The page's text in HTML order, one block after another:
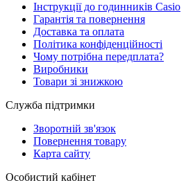
Інструкції до годинників Casio
Гарантія та повернення
Доставка та оплата
Політика конфіденційності
Чому потрібна передплата?
Виробники
Товари зі знижкою
Служба підтримки
Зворотній зв'язок
Повернення товару
Карта сайту
Особистий кабінет